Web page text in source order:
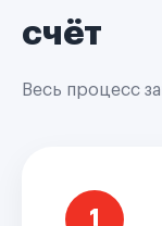
счёт
Весь процесс
1